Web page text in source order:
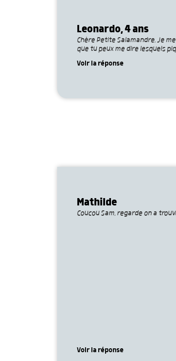
Leonardo, 4 ans
Chère Petite Salamandre, Je
que tu peux me dire lesquels
Voir la réponse
Mathilde
Coucou Sam, regarde on a
Voir la réponse